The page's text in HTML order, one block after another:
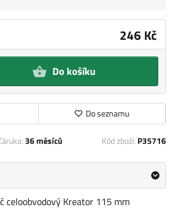
246 Kč
Do košíku
Do seznamu
36 měsíců Kód zboží: P35716
celoobvodový Kreator 115 mm